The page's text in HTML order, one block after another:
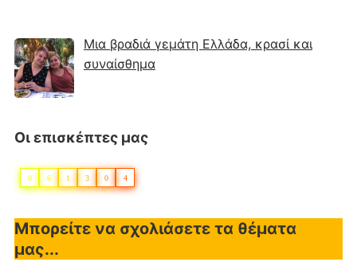
Μια βραδιά γεμάτη Ελλάδα, κρασί και
συναίσθημα
Οι επισκέπτες μας
0 6 1 3 0 4
Μπορείτε να σχολιάσετε τα θέματα
μας...